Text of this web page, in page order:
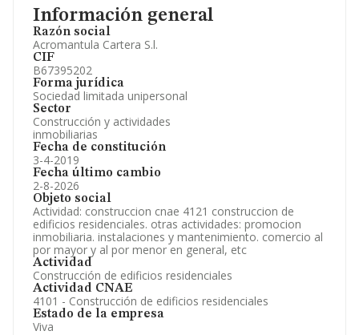
Información general
Razón social
Acromantula Cartera S.l.
CIF
B67395202
Forma jurídica
Sociedad limitada unipersonal
Sector
Construcción y actividades
inmobiliarias
Fecha de constitución
3-4-2019
Fecha último cambio
2-8-2026
Objeto social
Actividad: construccion cnae 4121 construccion de
edificios residenciales. otras actividades: promocion
inmobiliaria. instalaciones y mantenimiento. comercio al
por mayor y al por menor en general, etc
Actividad
Construcción de edificios residenciales
Actividad CNAE
4101 - Construcción de edificios residenciales
Estado de la empresa
Viva
Información oficial y registral complementaria.